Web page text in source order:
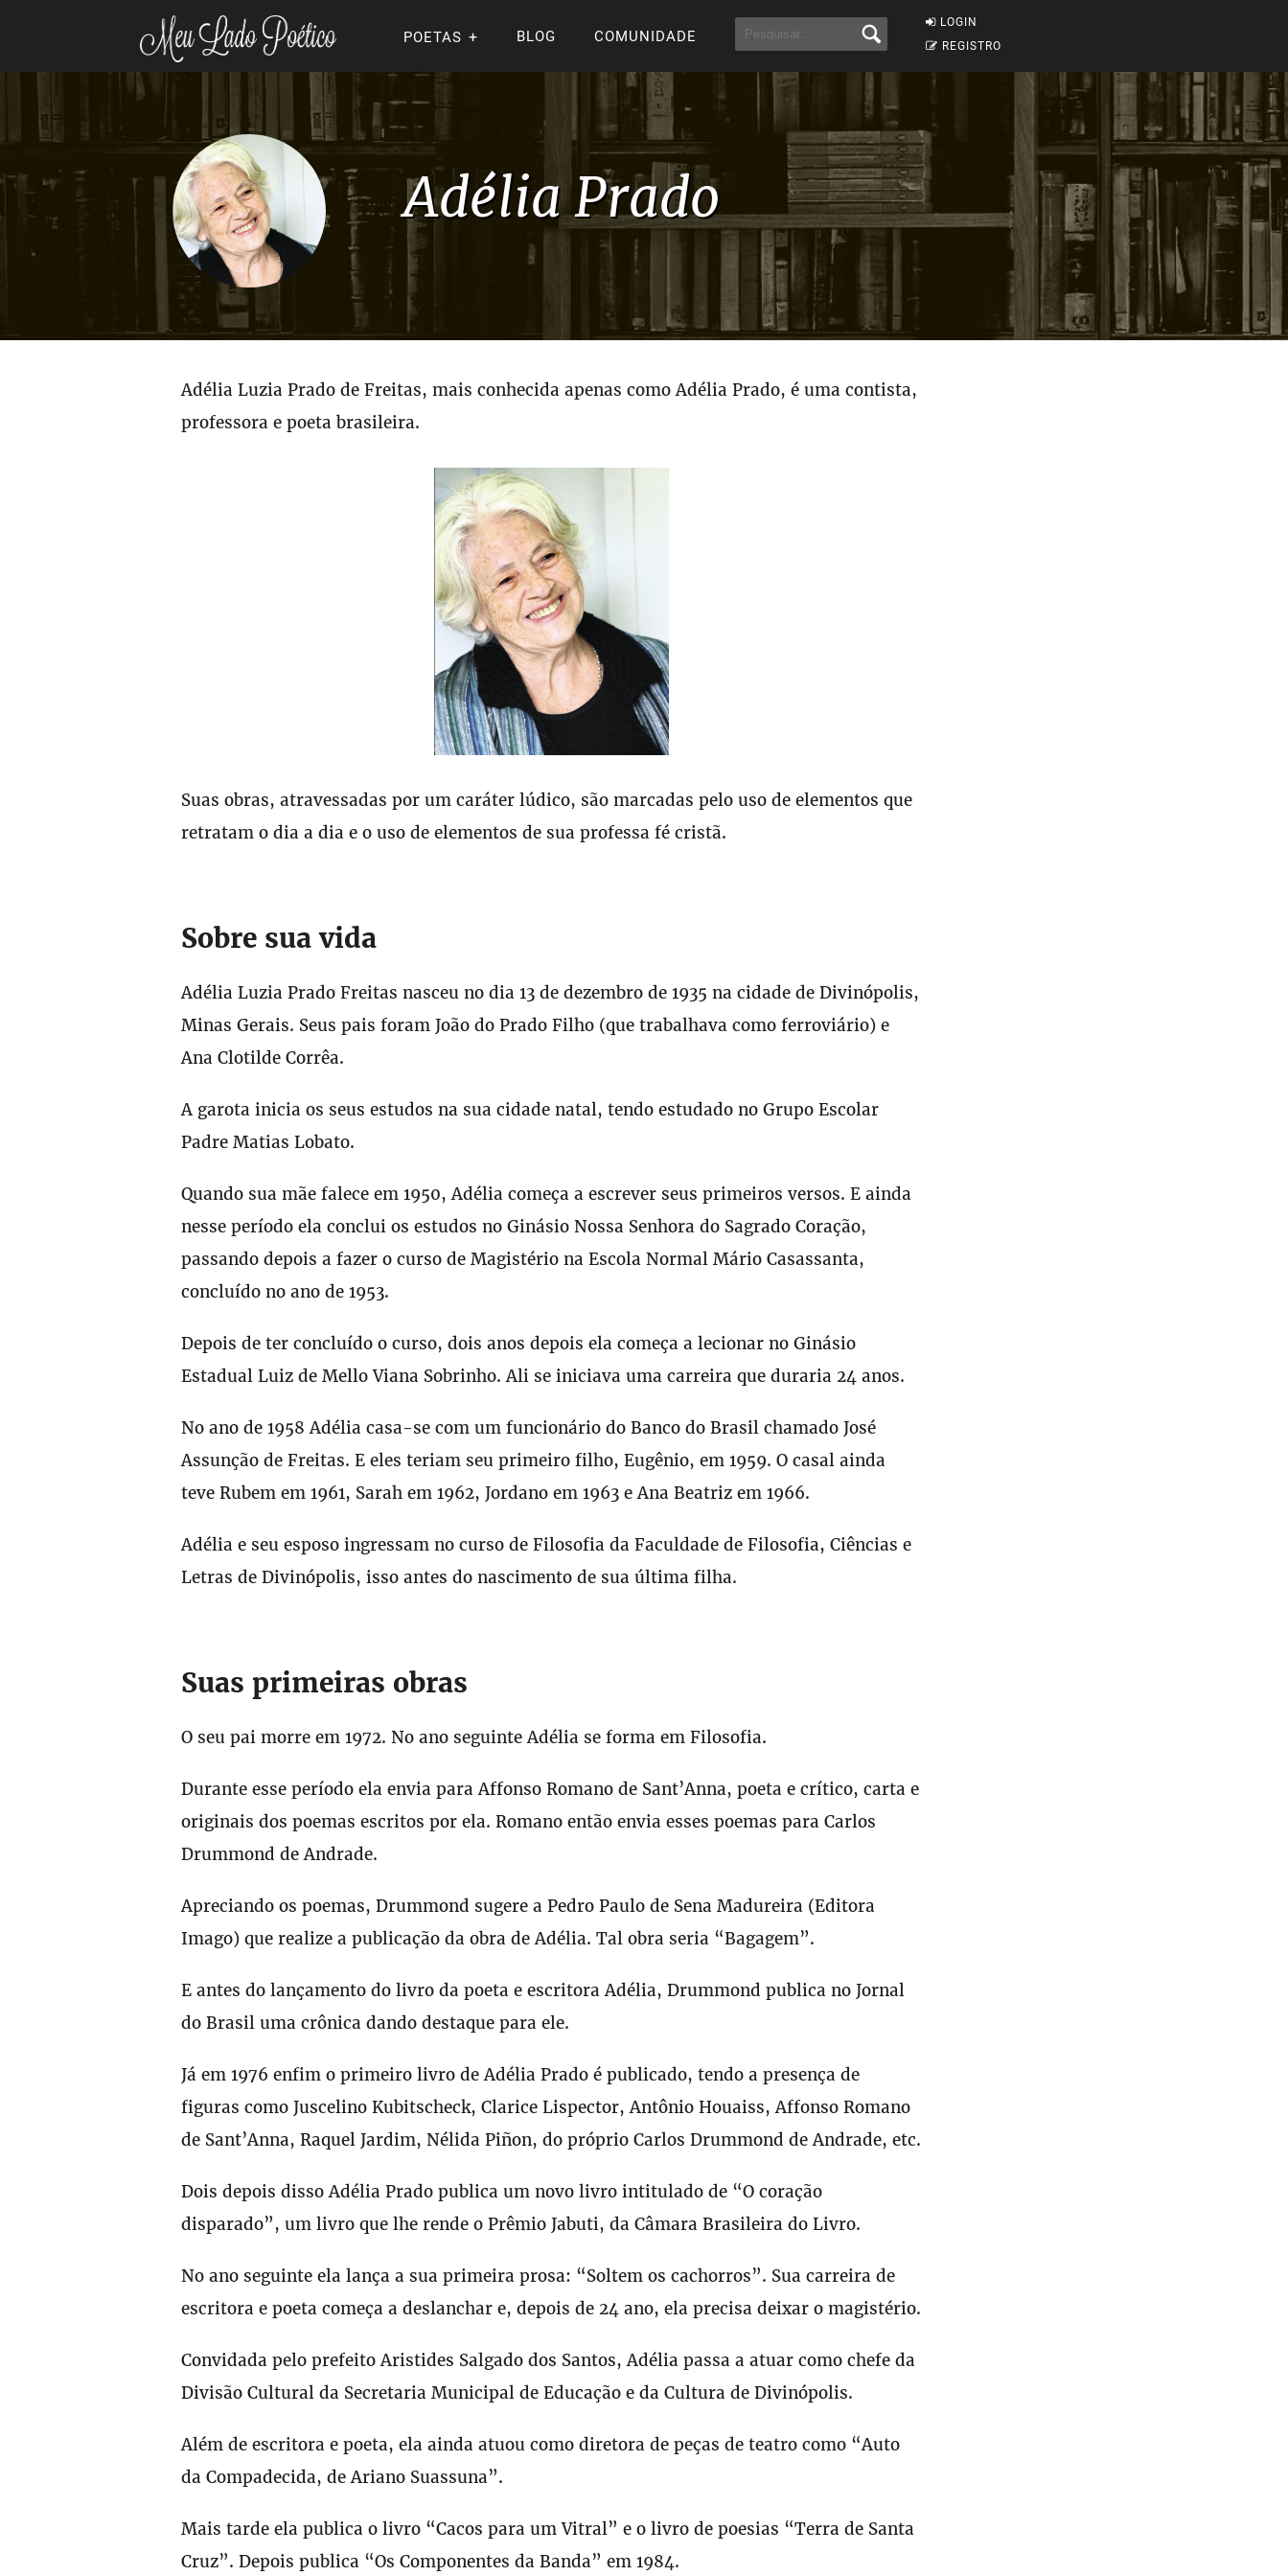
LOGIN
REGISTRO
POETAS BLOG COMUNIDADE
Adélia Prado
Adélia Luzia Prado de Freitas, mais conhecida apenas como Adélia Prado, é uma contista,
professora e poeta brasileira.
Suas obras, atravessadas por um caráter lúdico, são marcadas pelo uso de elementos que
retratam o dia a dia e o uso de elementos de sua professa fé cristã.
Sobre sua vida
Adélia Luzia Prado Freitas nasceu no dia 13 de dezembro de 1935 na cidade de Divinópolis,
Minas Gerais. Seus pais foram João do Prado Filho (que trabalhava como ferroviário) e
Ana Clotilde Corrêa.
A garota inicia os seus estudos na sua cidade natal, tendo estudado no Grupo Escolar
Padre Matias Lobato.
Quando sua mãe falece em 1950, Adélia começa a escrever seus primeiros versos. E ainda
nesse período ela conclui os estudos no Ginásio Nossa Senhora do Sagrado Coração,
passando depois a fazer o curso de Magistério na Escola Normal Mário Casassanta,
concluído no ano de 1953.
Depois de ter concluído o curso, dois anos depois ela começa a lecionar no Ginásio
Estadual Luiz de Mello Viana Sobrinho. Ali se iniciava uma carreira que duraria 24 anos.
No ano de 1958 Adélia casa-se com um funcionário do Banco do Brasil chamado José
Assunção de Freitas. E eles teriam seu primeiro filho, Eugênio, em 1959. O casal ainda
teve Rubem em 1961, Sarah em 1962, Jordano em 1963 e Ana Beatriz em 1966.
Adélia e seu esposo ingressam no curso de Filosofia da Faculdade de Filosofia, Ciências e
Letras de Divinópolis, isso antes do nascimento de sua última filha.
Suas primeiras obras
O seu pai morre em 1972. No ano seguinte Adélia se forma em Filosofia.
Durante esse período ela envia para Affonso Romano de Sant’Anna, poeta e crítico, carta e
originais dos poemas escritos por ela. Romano então envia esses poemas para Carlos
Drummond de Andrade.
Apreciando os poemas, Drummond sugere a Pedro Paulo de Sena Madureira (Editora
Imago) que realize a publicação da obra de Adélia. Tal obra seria “Bagagem”.
E antes do lançamento do livro da poeta e escritora Adélia, Drummond publica no Jornal
do Brasil uma crônica dando destaque para ele.
Já em 1976 enfim o primeiro livro de Adélia Prado é publicado, tendo a presença de
figuras como Juscelino Kubitscheck, Clarice Lispector, Antônio Houaiss, Affonso Romano
de Sant’Anna, Raquel Jardim, Nélida Piñon, do próprio Carlos Drummond de Andrade, etc.
Dois depois disso Adélia Prado publica um novo livro intitulado de “O coração
disparado”, um livro que lhe rende o Prêmio Jabuti, da Câmara Brasileira do Livro.
No ano seguinte ela lança a sua primeira prosa: “Soltem os cachorros”. Sua carreira de
escritora e poeta começa a deslanchar e, depois de 24 ano, ela precisa deixar o magistério.
Convidada pelo prefeito Aristides Salgado dos Santos, Adélia passa a atuar como chefe da
Divisão Cultural da Secretaria Municipal de Educação e da Cultura de Divinópolis.
Além de escritora e poeta, ela ainda atuou como diretora de peças de teatro como “Auto
da Compadecida, de Ariano Suassuna”.
Mais tarde ela publica o livro “Cacos para um Vitral” e o livro de poesias “Terra de Santa
Cruz”. Depois publica “Os Componentes da Banda” em 1984.